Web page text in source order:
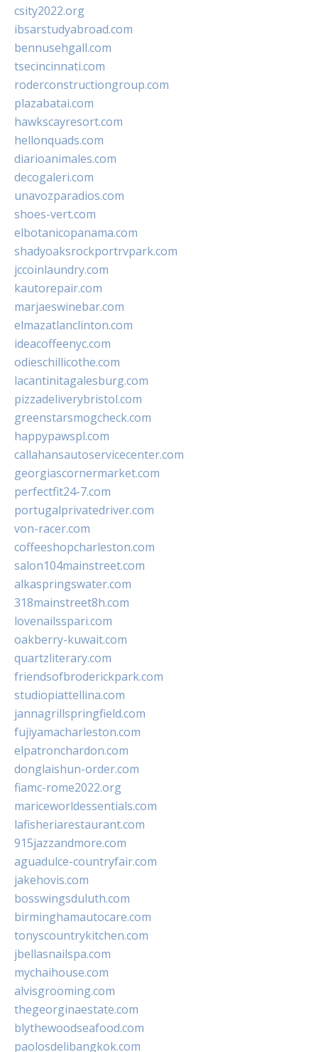
csity2022.org
ibsarstudyabroad.com
bennusehgall.com
tsecincinnati.com
roderconstructiongroup.com
plazabatai.com
hawkscayresort.com
hellonquads.com
diarioanimales.com
decogaleri.com
unavozparadios.com
shoes-vert.com
elbotanicopanama.com
shadyoaksrockportrvpark.com
jccoinlaundry.com
kautorepair.com
marjaeswinebar.com
elmazatlanclinton.com
ideacoffeenyc.com
odieschillicothe.com
lacantinitagalesburg.com
pizzadeliverybristol.com
greenstarsmogcheck.com
happypawspl.com
callahansautoservicecenter.com
georgiascornermarket.com
perfectfit24-7.com
portugalprivatedriver.com
von-racer.com
coffeeshopcharleston.com
salon104mainstreet.com
alkaspringswater.com
318mainstreet8h.com
lovenailsspari.com
oakberry-kuwait.com
quartzliterary.com
friendsofbroderickpark.com
studiopiattellina.com
jannagrillspringfield.com
fujiyamacharleston.com
elpatronchardon.com
donglaishun-order.com
fiamc-rome2022.org
mariceworldessentials.com
lafisheriarestaurant.com
915jazzandmore.com
aguadulce-countryfair.com
jakehovis.com
bosswingsduluth.com
birminghamautocare.com
tonyscountrykitchen.com
jbellasnailspa.com
mychaihouse.com
alvisgrooming.com
thegeorginaestate.com
blythewoodseafood.com
paolosdelibangkok.com